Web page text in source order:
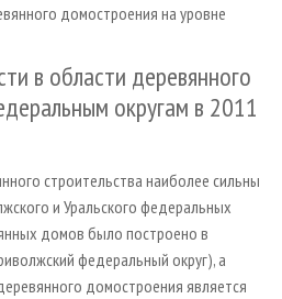
домостроения на уровне
в области деревянного
округам в 2011
строительства наиболее сильны
и Уральского федеральных
домов было построено в
федеральный округ), а
домостроения является